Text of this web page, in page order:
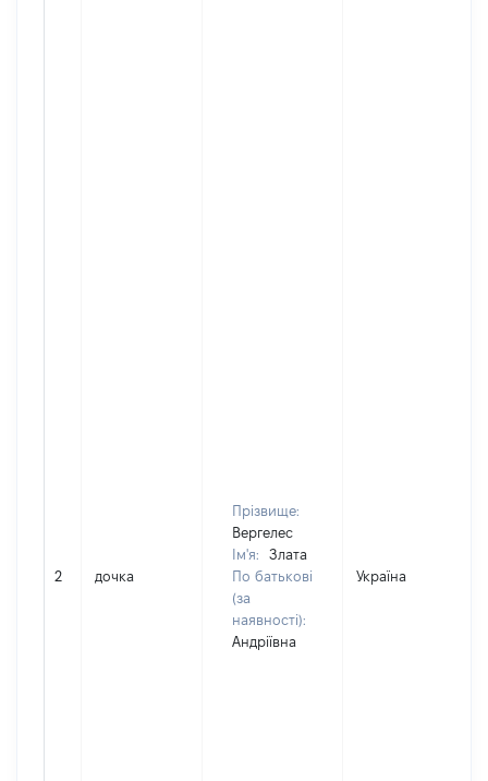
2 дочка
Прізвище:
Вергелес
Ім'я:
Злата
По батькові
(за
наявності):
Андріївна
Україна